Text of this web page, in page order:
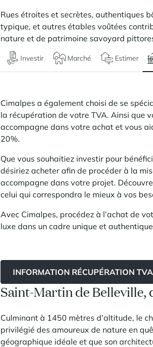
Rues étroites et secrètes, authentiques
typique, et autres étables voûtées
nature et de patrimoine savoyard
Investir Marché Estimer
Cimalpes a également choisi de se
la récupération de votre TVA. Ainsi que
accompagne dans votre achat et vous
20%.
Que vous souhaitiez investir pour
désiriez acheter afin de procéder à la
accompagne dans votre projet.
celui qui correspondra le mieux à vos
Avec Cimalpes, procédez à l’achat de
luxe dans un cadre unique et
INFORMATION RÉCUPÉRATION TVA
Saint-Martin de Belleville,
Culminant à 1450 mètres d’altitude, le
privilégié des amoureux de nature en
géographique idéale et que son